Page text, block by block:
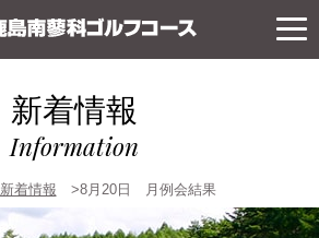
新着情報
Information
新着情報 >8月20日 月例会結果